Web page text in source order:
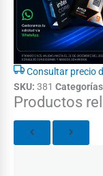
Consultar precio
SKU: 381
Productos